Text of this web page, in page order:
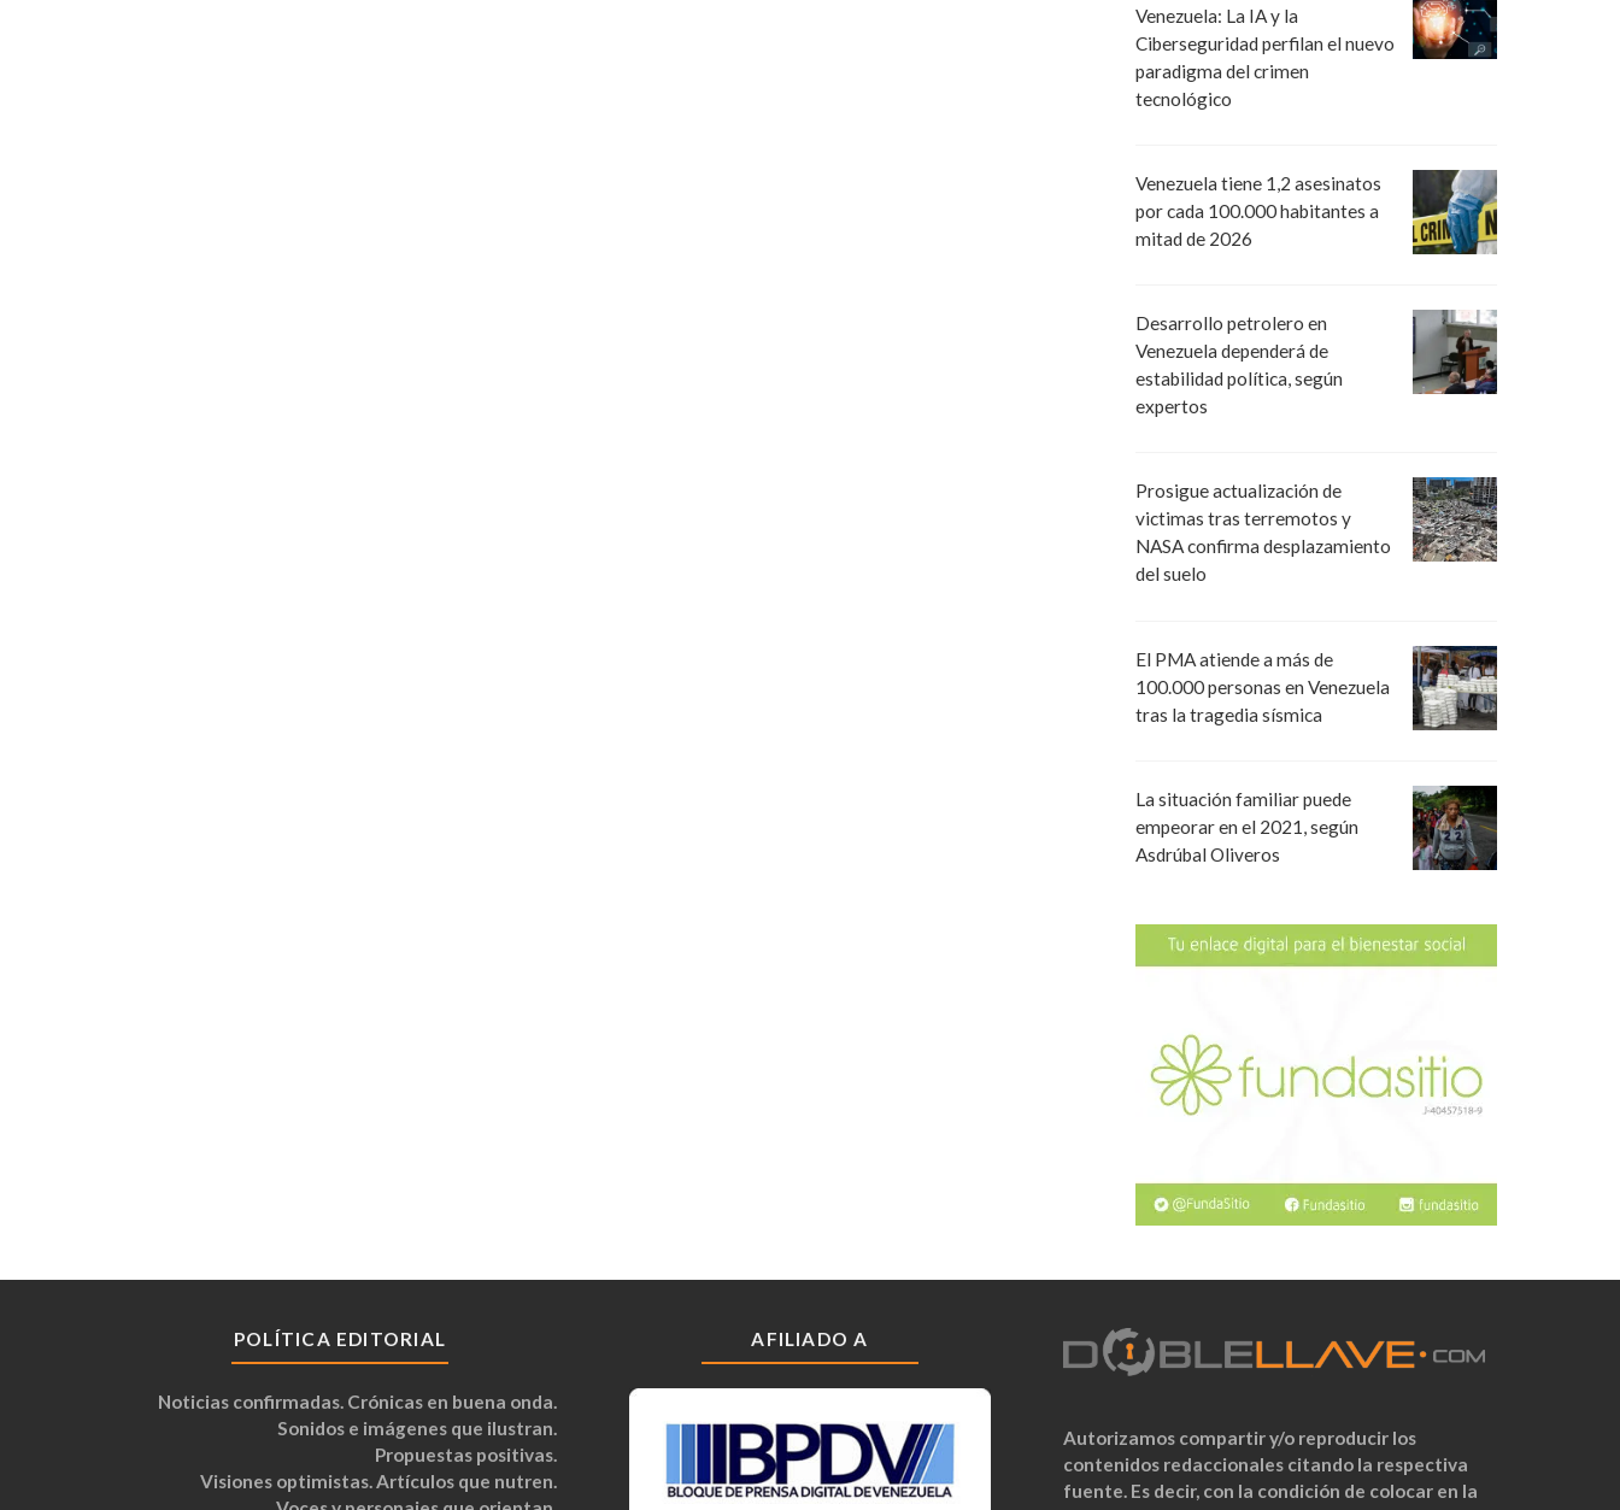
Venezuela: La IA y la
Ciberseguridad perfilan el nuevo
paradigma del crimen
tecnológico
Venezuela tiene 1,2 asesinatos
por cada 100.000 habitantes a
mitad de 2026
Desarrollo petrolero en
Venezuela dependerá de
estabilidad política, según
expertos
Prosigue actualización de
victimas tras terremotos y
NASA confirma desplazamiento
del suelo
El PMA atiende a más de
100.000 personas en Venezuela
tras la tragedia sísmica
La situación familiar puede
empeorar en el 2021, según
Asdrúbal Oliveros
POLÍTICA EDITORIAL
Noticias confirmadas. Crónicas en buena onda.
Sonidos e imágenes que ilustran.
Propuestas positivas.
Visiones optimistas. Artículos que nutren.
AFILIADO A
Autorizamos compartir y/o reproducir los
contenidos redaccionales citando la respectiva
fuente. Es decir, con la condición de colocar en la